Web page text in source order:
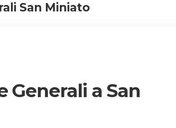
San Miniato
Generali a San